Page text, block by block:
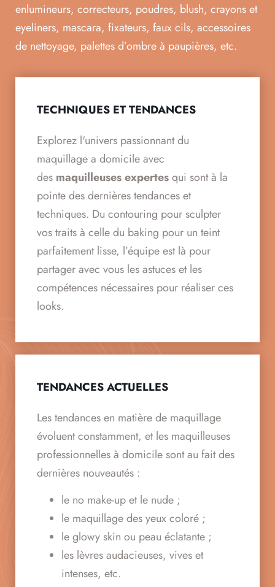
enlumineurs, correcteurs, poudres, blush, crayons et
eyeliners, mascara, fixateurs, faux cils, accessoires
de nettoyage, palettes d’ombre à paupières, etc.
TECHNIQUES ET TENDANCES
Explorez l'univers passionnant du
maquillage a domicile avec
des maquilleuses expertesqui sont à la
pointe des dernières tendances et
techniques. Du contouring pour sculpter
vos traits à celle du baking pour un teint
parfaitement lisse, l’équipe est là pour
partager avec vous les astuces et les
compétences nécessaires pour réaliser ces
looks.
TENDANCES ACTUELLES
Les tendances en matière de maquillage
évoluent constamment, et les maquilleuses
professionnelles à domicile sont au fait des
dernières nouveautés :
le no make-up et le nude ;
le maquillage des yeux coloré ;
le glowy skin ou peau éclatante ;
les lèvres audacieuses, vives et
intenses, etc.